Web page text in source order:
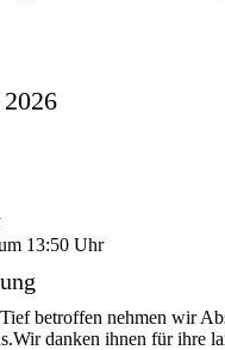
13:50 Uhr
betroffen nehmen wir
danken ihnen für ihre